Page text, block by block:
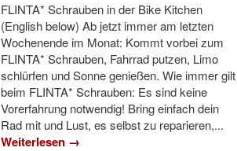
FLINTA* Schrauben in der Bike Kitchen
(English below) Ab jetzt immer am letzten
Wochenende im Monat: Kommt vorbei zum
FLINTA* Schrauben, Fahrrad putzen, Limo
schlürfen und Sonne genießen. Wie immer gilt
beim FLINTA* Schrauben: Es sind keine
Vorerfahrung notwendig! Bring einfach dein
Rad mit und Lust, es selbst zu reparieren,...
Weiterlesen →